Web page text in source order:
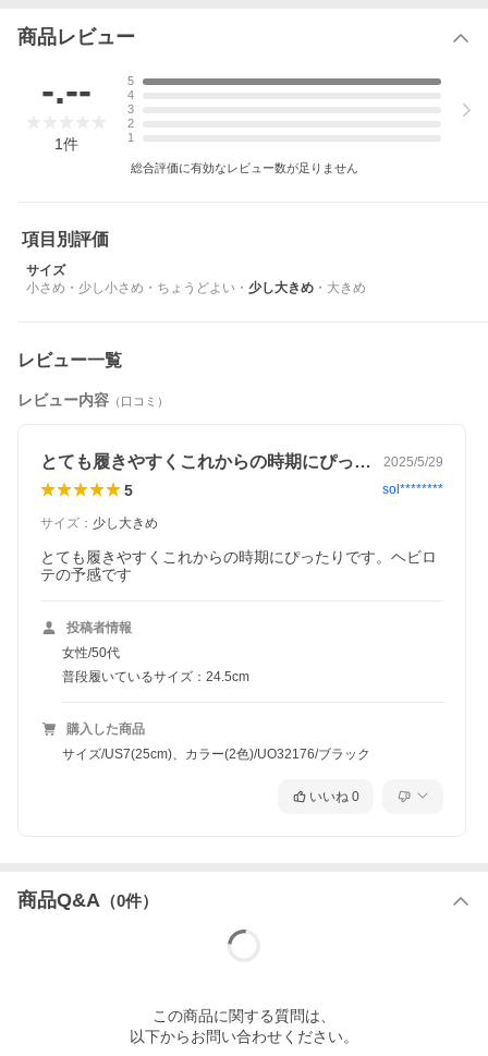
商品レビュー
-.--
1件
5
4
3
2
1
総合評価に有効なレビュー数が足りません
項目別評価
サイズ
小さめ ・ 少し小さめ ・ ちょうどよい ・ 少し大きめ ・ 大きめ
レビュー一覧
レビュー内容 （口コミ）
とても履きやすくこれからの時期にぴった… 2025/5/29
5 sol********
サイズ ： 少し大きめ
とても履きやすくこれからの時期にぴったりです。ヘビロ
テの予感です
投稿者情報
女性/50代
普段履いているサイズ：24.5cm
購入した商品
サイズ/US7(25cm)、カラー(2色)/UO32176/ブラック
いいね 0
商品Q&A （0件）
この商品に関する質問は、
以下からお問い合わせください。